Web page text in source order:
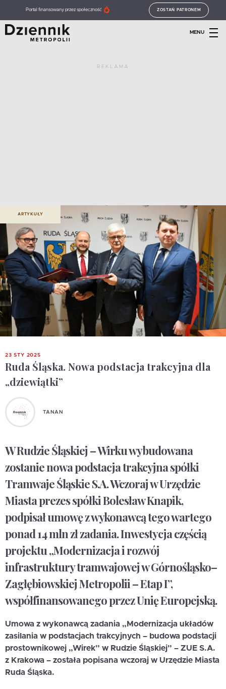
Portal finansowany przez społeczność ZOSTAŃ PATRONEM
MENU
REKLAMA
ARTYKUŁY
23 STY 2025
Ruda Śląska. Nowa podstacja trakcyjna dla
„dziewiątki”
TANAN
W Rudzie Śląskiej – Wirku wybudowana
zostanie nowa podstacja trakcyjna spółki
Tramwaje Śląskie S.A. Wczoraj w Urzędzie
Miasta prezes spółki Bolesław Knapik,
podpisał umowę z wykonawcą tego wartego
ponad 14 mln zł zadania. Inwestycja częścią
projektu „Modernizacja i rozwój
infrastruktury tramwajowej w Górnośląsko–
Zagłębiowskiej Metropolii – Etap I”,
współfinansowanego przez Unię Europejską.
Umowa z wykonawcą zadania „Modernizacja układów
zasilania w podstacjach trakcyjnych – budowa podstacji
prostownikowej „Wirek” w Rudzie Śląskiej” – ZUE S.A.
z Krakowa – została popisana wczoraj w Urzędzie Miasta
Ruda Śląska.